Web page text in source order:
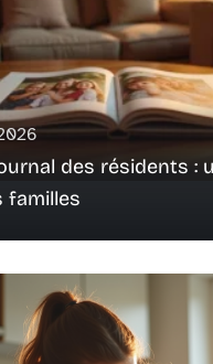
des résidents :
familles